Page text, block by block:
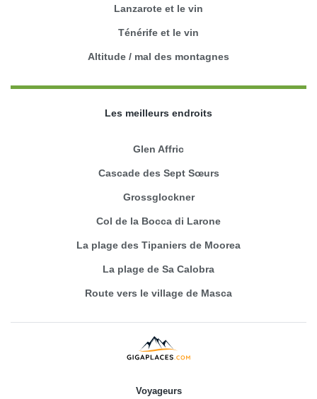
Lanzarote et le vin
Ténérife et le vin
Altitude / mal des montagnes
Les meilleurs endroits
Glen Affric
Cascade des Sept Sœurs
Grossglockner
Col de la Bocca di Larone
La plage des Tipaniers de Moorea
La plage de Sa Calobra
Route vers le village de Masca
Voyageurs